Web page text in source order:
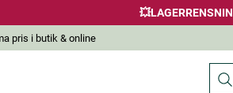
pris i butik & online